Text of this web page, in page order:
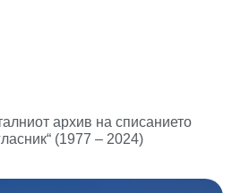
архив на списанието
(1977 – 2024)